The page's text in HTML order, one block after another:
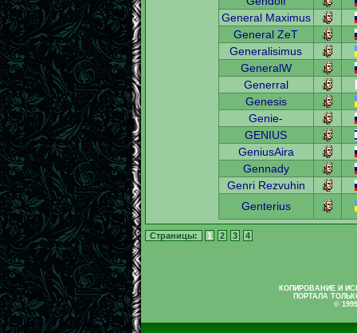
General Maximus
General ZeT
Generalisimus
GeneralW
Generral
Genesis
Genie-
GENIUS
GeniusAira
Gennady
Genri Rezvuhin
Genterius
Страницы: 1 2 3 4
КОПИРОВАНИЕ И
ПОРТАЛА
©